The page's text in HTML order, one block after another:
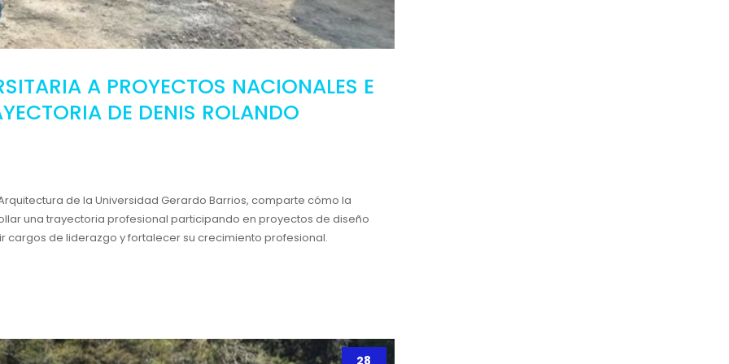
A PROYECTOS NACIONALES E
DE DENIS ROLANDO
de la Universidad Gerardo Barrios, comparte cómo la
una trayectoria profesional participando en proyectos de diseño
cargos de liderazgo y fortalecer su crecimiento profesional.
28